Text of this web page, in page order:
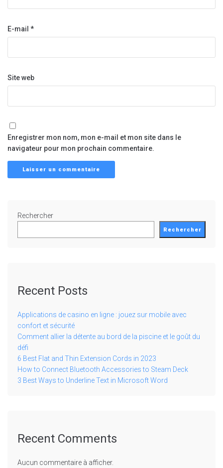
E-mail *
Site web
Enregistrer mon nom, mon e-mail et mon site dans le
navigateur pour mon prochain commentaire.
Rechercher
Rechercher
Recent Posts
Applications de casino en ligne : jouez sur mobile avec
confort et sécurité
Comment allier la détente au bord de la piscine et le goût du
défi
6 Best Flat and Thin Extension Cords in 2023
How to Connect Bluetooth Accessories to Steam Deck
3 Best Ways to Underline Text in Microsoft Word
Recent Comments
Aucun commentaire à afficher.